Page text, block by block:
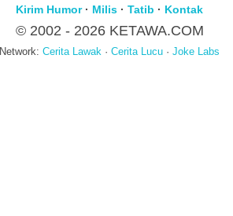
Kirim Humor· Milis · Tatib · Kontak
© 2002 - 2026 KETAWA.COM
Network: Cerita Lawak · Cerita Lucu · Joke Labs